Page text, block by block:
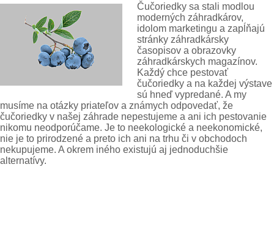
2018
Čučoriedky sa stali modlou
moderných záhradkárov,
idolom marketingu a zapĺňajú
stránky záhradkársky
časopisov a obrazovky
záhradkárskych magazínov.
Každý chce pestovať
čučoriedky a na každej výstave
sú hneď vypredané. A my
musíme na otázky priateľov a známych odpovedať, že
čučoriedky v našej záhrade nepestujeme a ani ich pestovanie
nikomu neodporúčame. Je to neekologické a neekonomické,
nie je to prirodzené a preto ich ani na trhu či v obchodoch
nekupujeme. A okrem iného existujú aj jednoduchšie
alternatívy.